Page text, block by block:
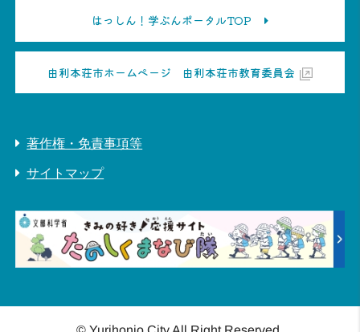
はっしん！学ぶんポータルTOP
由利本荘市ホームページ 由利本荘市教育委員会
著作権・免責事項等
サイトマップ